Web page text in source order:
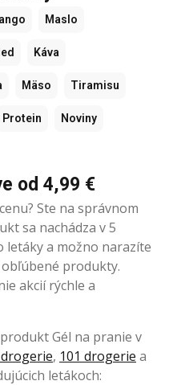
Maslo
Káva
Mäso Tiramisu
Protein Noviny
od 4,99 €
Ste na správnom
sa nachádza v 5
letáky a možno narazíte
produkty.
akcií rýchle a
Gél na pranie v
, 101 drogerie a
letákoch: